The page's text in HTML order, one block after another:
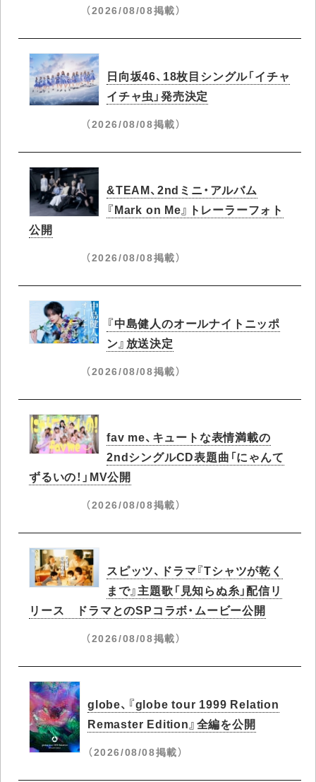
（2026/08/08掲載）
日向坂46、18枚目シングル「イチャ
イチャ虫」発売決定
（2026/08/08掲載）
&TEAM、2ndミニ・アルバム
『Mark on Me』トレーラーフォト
公開
（2026/08/08掲載）
『中島健人のオールナイトニッポ
ン』放送決定
（2026/08/08掲載）
fav me、キュートな表情満載の
2ndシングルCD表題曲「にゃんて
ずるいの！」MV公開
（2026/08/08掲載）
スピッツ、ドラマ『Tシャツが乾く
まで』主題歌「見知らぬ糸」配信リ
リース ドラマとのSPコラボ・ムービー公開
（2026/08/08掲載）
globe、『globe tour 1999 Relation
Remaster Edition』全編を公開
（2026/08/08掲載）